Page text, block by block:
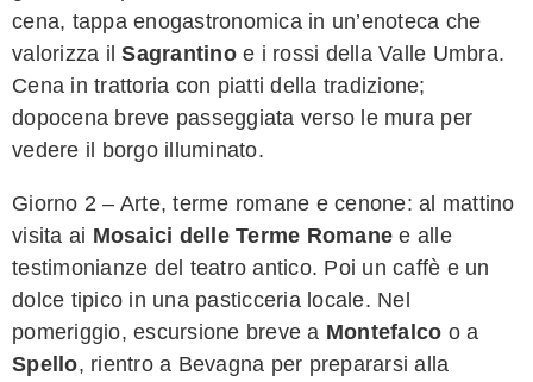
cena, tappa enogastronomica in un’enoteca che
valorizza ilSagrantinoe i rossi della Valle Umbra.
Cena in trattoria con piatti della tradizione;
dopocena breve passeggiata verso le mura per
vedere il borgo illuminato.
Giorno 2 – Arte, terme romane e cenone: al mattino
visita ai Mosaici delle Terme Romane e alle
testimonianze del teatro antico. Poi un caffè e un
dolce tipico in una pasticceria locale. Nel
pomeriggio, escursione breve a Montefalco o a
Spello, rientro a Bevagna per prepararsi alla